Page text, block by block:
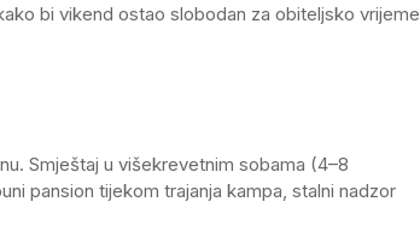
bi vikend ostao slobodan za obiteljsko vrijeme
Smještaj u višekrevetnim sobama (4–8
pansion tijekom trajanja kampa, stalni nadzor